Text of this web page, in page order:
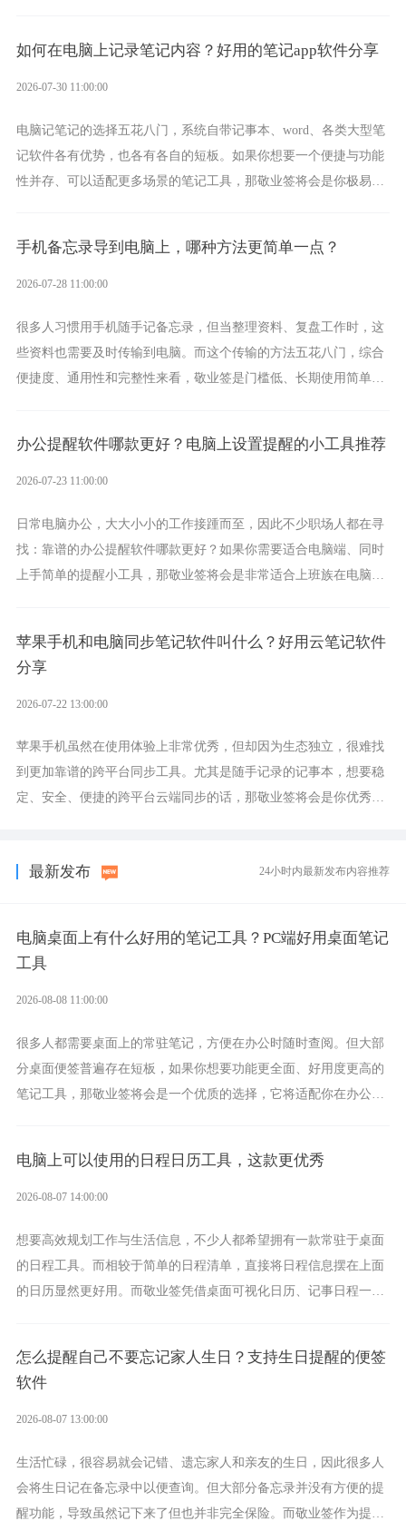
如何在电脑上记录笔记内容？好用的笔记app软件分享
2026-07-30 11:00:00
电脑记笔记的选择五花八门，系统自带记事本、word、各类大型笔
记软件各有优势，也各有各自的短板。如果你想要一个便捷与功能
性并存、可以适配更多场景的笔记工具，那敬业签将会是你极易上
手机备忘录导到电脑上，哪种方法更简单一点？
2026-07-28 11:00:00
很多人习惯用手机随手记备忘录，但当整理资料、复盘工作时，这
些资料也需要及时传输到电脑。而这个传输的方法五花八门，综合
便捷度、通用性和完整性来看，敬业签是门槛低、长期使用简单的
办公提醒软件哪款更好？电脑上设置提醒的小工具推荐
2026-07-23 11:00:00
日常电脑办公，大大小小的工作接踵而至，因此不少职场人都在寻
找：靠谱的办公提醒软件哪款更好？如果你需要适合电脑端、同时
上手简单的提醒小工具，那敬业签将会是非常适合上班族在电脑上
苹果手机和电脑同步笔记软件叫什么？好用云笔记软件
分享
2026-07-22 13:00:00
苹果手机虽然在使用体验上非常优秀，但却因为生态独立，很难找
到更加靠谱的跨平台同步工具。尤其是随手记录的记事本，想要稳
定、安全、便捷的跨平台云端同步的话，那敬业签将会是你优秀的
最新发布 24小时内最新发布内容推荐
电脑桌面上有什么好用的笔记工具？PC端好用桌面笔记
工具
2026-08-08 11:00:00
很多人都需要桌面上的常驻笔记，方便在办公时随时查阅。但大部
分桌面便签普遍存在短板，如果你想要功能更全面、好用度更高的
笔记工具，那敬业签将会是一个优质的选择，它将适配你在办公、
电脑上可以使用的日程日历工具，这款更优秀
2026-08-07 14:00:00
想要高效规划工作与生活信息，不少人都希望拥有一款常驻于桌面
的日程工具。而相较于简单的日程清单，直接将日程信息摆在上面
的日历显然更好用。而敬业签凭借桌面可视化日历、记事日程一体
怎么提醒自己不要忘记家人生日？支持生日提醒的便签
软件
2026-08-07 13:00:00
生活忙碌，很容易就会记错、遗忘家人和亲友的生日，因此很多人
会将生日记在备忘录中以便查询。但大部分备忘录并没有方便的提
醒功能，导致虽然记下来了但也并非完全保险。而敬业签作为提醒